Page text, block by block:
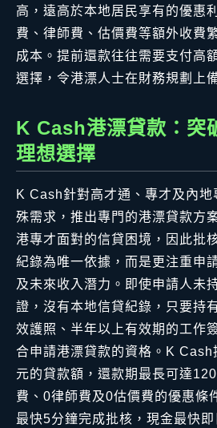
高，遠高於本地居民享有的優惠
費、律師費、估價費等額外收費
成本。提前還款往往需要支付高
選擇，令港漂人士在財務規劃上
K Cash港漂貸款：突
理想選擇
K Cash針對高才通、專才及內
殊需求，推出專門的港漂貸款方
港專才面對的信貸困境，因此批
紀錄為唯一依據，而是更注重申
及未來收入潛力。即使申請人未
證，沒有本地信貸紀錄，只要持
效護照、半年以上有效期的工作
合申請港漂貸款的資格。K Cash
元的貸款額，還款期最長可達
費、0律師費及0估價費的優惠條
最快5分鐘完成批核，現金最快